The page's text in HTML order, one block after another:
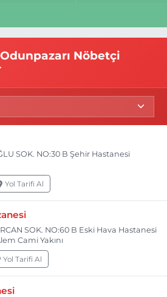
Nöbetçi
SOK. NO:30 B Şehir Hastanesi
Yol Tarifi Al
SOK. NO:60 B Eski Hava Hastanesi
Cami Yakını
Yol Tarifi Al